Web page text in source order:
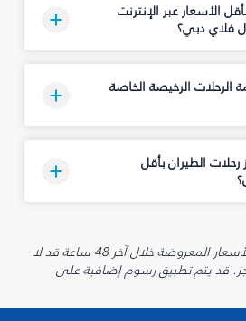
الأسعار عبر الإنترنت
فلاي دبي؟
الرخيصة الخاصة
الطيران بأقل
* تم الحصول على جميع الأسعار المعروضة خلال آخر 48 ساعة قد لا
قد يتم تطبيق رسوم إضافية على